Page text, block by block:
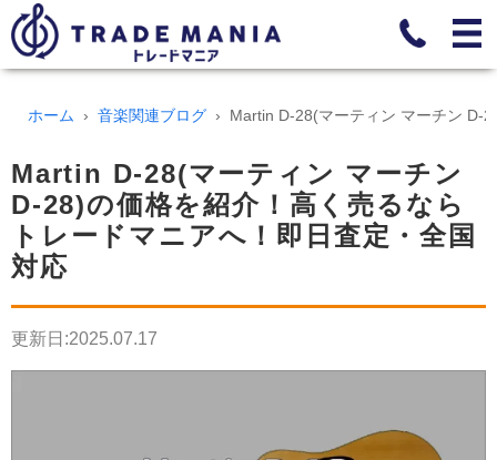
ホーム 音楽関連ブログ Martin D-28(マーティン マーチン D-
Martin D-28(マーティン マーチン
D-28)の価格を紹介！高く売るなら
トレードマニアへ！即日査定・全国
対応
更新日:2025.07.17